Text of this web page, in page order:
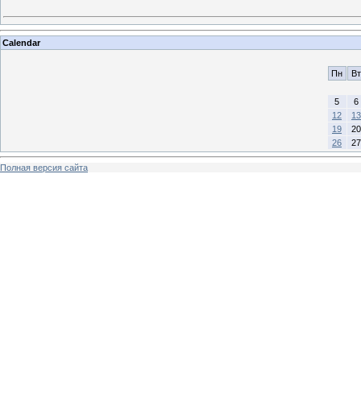
Calendar
Пн Вт
5
6
12
13
19
20
26
27
Полная версия сайта